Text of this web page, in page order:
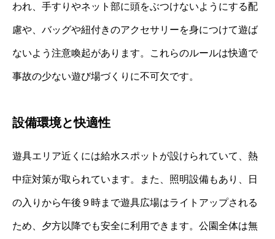
われ、手すりやネット部に頭をぶつけないようにする配
慮や、バッグや紐付きのアクセサリーを身につけて遊ば
ないよう注意喚起があります。これらのルールは快適で
事故の少ない遊び場づくりに不可欠です。
設備環境と快適性
遊具エリア近くには給水スポットが設けられていて、熱
中症対策が取られています。また、照明設備もあり、日
の入りから午後９時まで遊具広場はライトアップされる
ため、夕方以降でも安全に利用できます。公園全体は無